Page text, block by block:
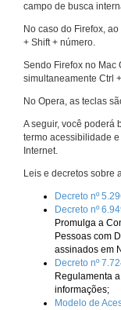
campo de busca
No caso do Firefox,
+ Shift + número.
Sendo Firefox no Mac
simultaneamente Ctrl
No Opera, as teclas
A seguir, você poderá
termo acessibilidade e
Internet.
Leis e decretos sobre
Decreto nº
Decreto nº
Promulga a
Pessoas com
assinados em
Decreto nº
Regulamenta
informações;
Modelo de